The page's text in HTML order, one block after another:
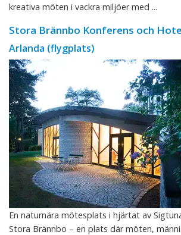
kreativa möten i vackra miljöer med ...
Stora Brännbo Konferens och
Arlanda (flygplats)
En naturnära mötesplats i hjärtat av
Stora Brännbo – en plats där möten,